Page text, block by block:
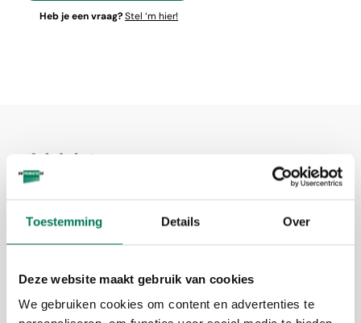
Toestemming Details Over
Deze website maakt gebruik van cookies
We gebruiken cookies om content en advertenties te
Heb je een vraag?Stel ‘m hier!